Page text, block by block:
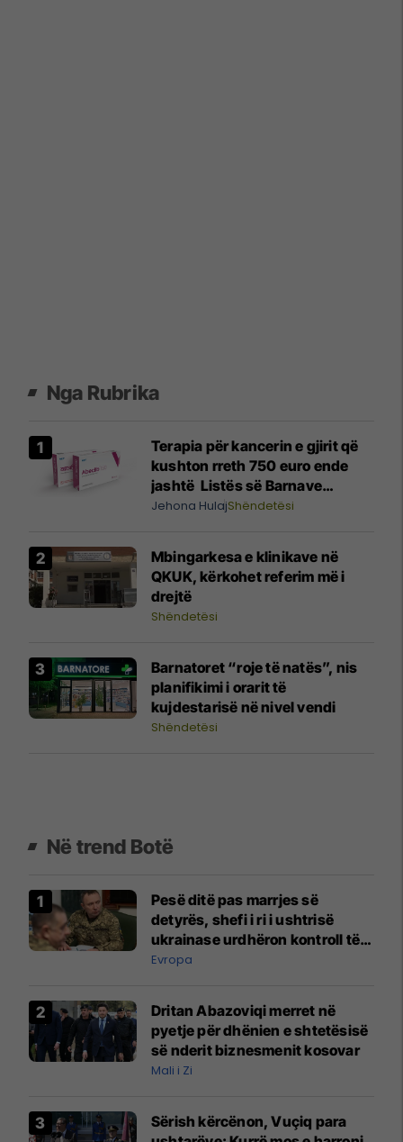
Nga Rubrika
Terapia për kancerin e gjirit që
kushton rreth 750 euro ende
jashtë Listës së Barnave
Esenciale, përgjigjet MSH-ja
Jehona HulajShëndetësi
Mbingarkesa e klinikave në
QKUK, kërkohet referim më i
drejtë
Shëndetësi
Barnatoret “roje të natës”, nis
planifikimi i orarit të
kujdestarisë në nivel vendi
Shëndetësi
Në trend Botë
Pesë ditë pas marrjes së
detyrës, shefi i ri i ushtrisë
ukrainase urdhëron kontroll të
madh
Evropa
Dritan Abazoviqi merret në
pyetje për dhënien e shtetësisë
së nderit biznesmenit kosovar
Mali i Zi
Sërish kërcënon, Vuçiq para